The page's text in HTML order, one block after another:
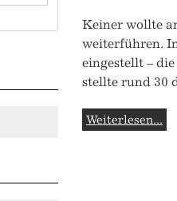
Keiner wollte
weiterführen.
eingestellt –
stellte rund 30
Weiterlesen...